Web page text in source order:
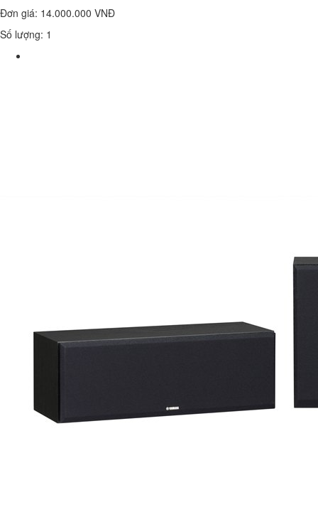
Đơn giá: 14.000.000 VNĐ
Số lượng: 1